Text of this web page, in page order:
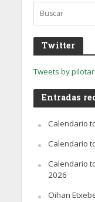
Twitter
Tweets by
Entradas
Calendario
Calendario
Calendario
2026
Oihan